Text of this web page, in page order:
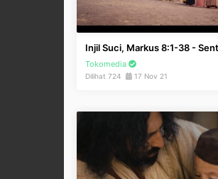
Injil Suci, Markus 8:1-38 -
Tokomedia
Dilihat 724 17 Nov 21